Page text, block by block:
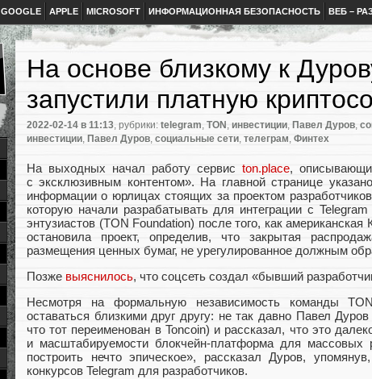
GOOGLE APPLE MICROSOFT ИНФОРМАЦИОННАЯ БЕЗОПАСНОСТЬ ВЕБ –
На основе близкому к
запустили платную
2022-02-14 в 11:13, рубрики: telegram, TON , инвестиции, Павел Дуров,
инвестиции, Павел Дуров, социальные сети, телеграм, Финтех
На выходных начал работу сервис ton.place,
с эксклюзивным контентом». На главной странице указано
информации о юрлицах стоящих за проектом
которую начали разрабатывать для интеграции с
энтузиастов (TON Foundation) после того, как
остановила проект, определив,
что закрытая
размещения ценных бумаг, не урегулированное должным
Позже выяснилось, что соцсеть создал «бывший
Несмотря на формальную независимость команды
оставаться близкими друг другу: не так давно Павел
что тот переименован в Toncoin) и рассказал, что это
и масштабируемости блокчейн-платформа для
построить нечто эпическое», рассказал Дуров, упомянув,
конкурсов Telegram для разработчиков.